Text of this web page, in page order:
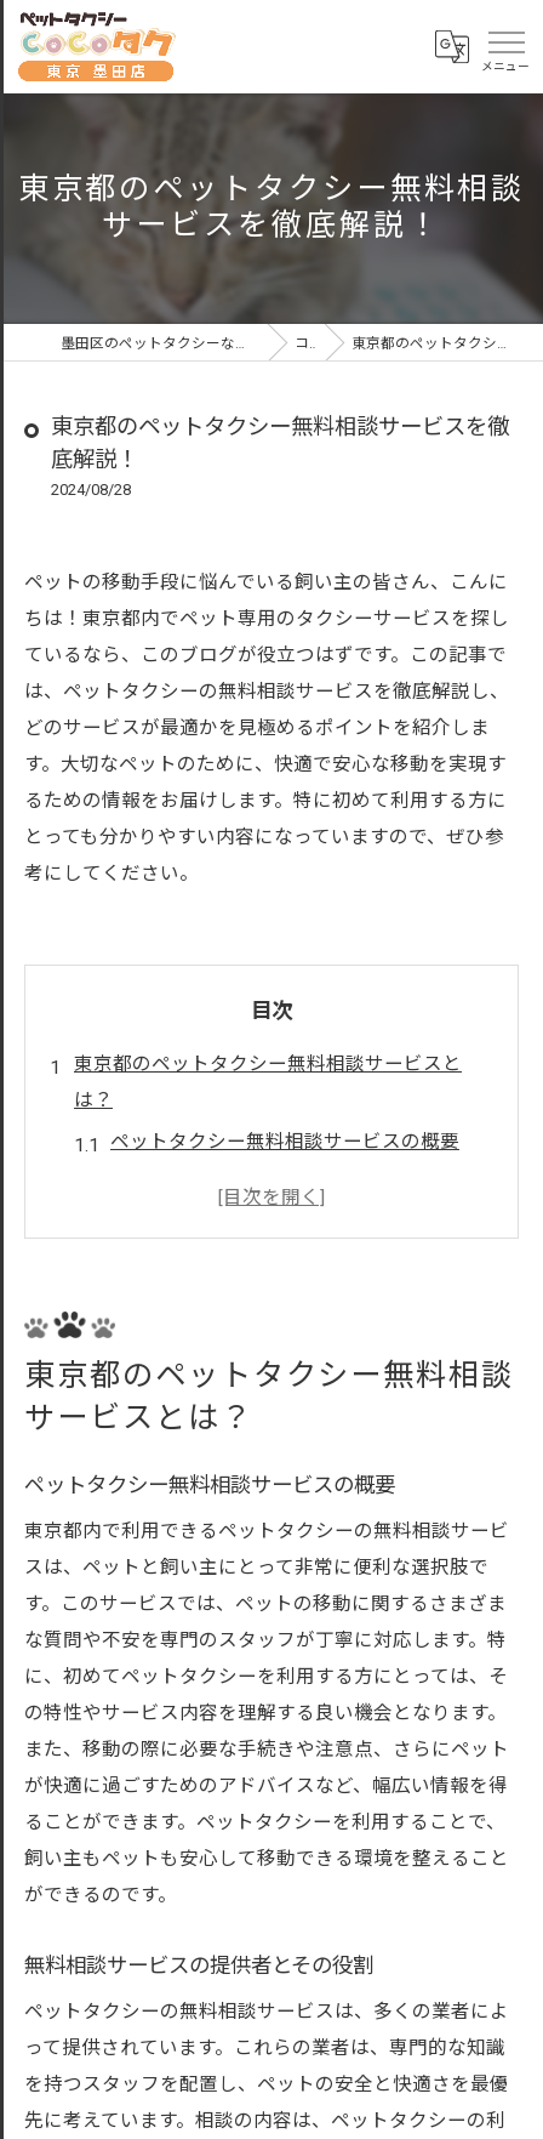
東京都のペットタクシー無料相談
サービスを徹底解説！
墨田区のペットタクシーならペットタクシーCoCoタク東京墨田店 コラム 東京都のペットタクシー無料相談サービスを徹底解説！
東京都のペットタクシー無料相談サービスを徹
底解説！
2024/08/28
ペットの移動手段に悩んでいる飼い主の皆さん、こんに
ちは！東京都内でペット専用のタクシーサービスを探し
ているなら、このブログが役立つはずです。この記事で
は、ペットタクシーの無料相談サービスを徹底解説し、
どのサービスが最適かを見極めるポイントを紹介しま
す。大切なペットのために、快適で安心な移動を実現す
るための情報をお届けします。特に初めて利用する方に
とっても分かりやすい内容になっていますので、ぜひ参
考にしてください。
目次
東京都のペットタクシー無料相談サービスと
は？
ペットタクシー無料相談サービスの概要
無料相談サービスの提供者とその役割
ペットタクシーの無料相談サービス利用の流れ
無料相談の予約方法
初回相談時の必要事項
相談後のサービス利用手続き
無料相談から実際の利用までの流れ
無料相談のフォローアップサービスについ
て
東京都でおすすめのペットタクシー無料相談サ
ービスの選び方
信頼できるサービス提供者の見分け方
口コミや評判を確認する方法
料金体系とサービス内容の比較ポイント
リスト
無料相談サービスの実績と評価を調べる
初めてのペットタクシー利用に役立つ無料相談
サービス
東京都のペットタクシー無料相談
サービスとは？
ペットタクシー無料相談サービスの概要
東京都内で利用できるペットタクシーの無料相談サービ
スは、ペットと飼い主にとって非常に便利な選択肢で
す。このサービスでは、ペットの移動に関するさまざま
な質問や不安を専門のスタッフが丁寧に対応します。特
に、初めてペットタクシーを利用する方にとっては、そ
の特性やサービス内容を理解する良い機会となります。
また、移動の際に必要な手続きや注意点、さらにペット
が快適に過ごすためのアドバイスなど、幅広い情報を得
ることができます。ペットタクシーを利用することで、
飼い主もペットも安心して移動できる環境を整えること
ができるのです。
無料相談サービスの提供者とその役割
ペットタクシーの無料相談サービスは、多くの業者によ
って提供されています。これらの業者は、専門的な知識
を持つスタッフを配置し、ペットの安全と快適さを最優
先に考えています。相談の内容は、ペットタクシーの利